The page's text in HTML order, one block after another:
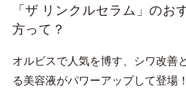
「ザ リンクルセラム」のお
方って？
オルビスで人気を博す、シワ改善
る美容液がパワーアップして登場！